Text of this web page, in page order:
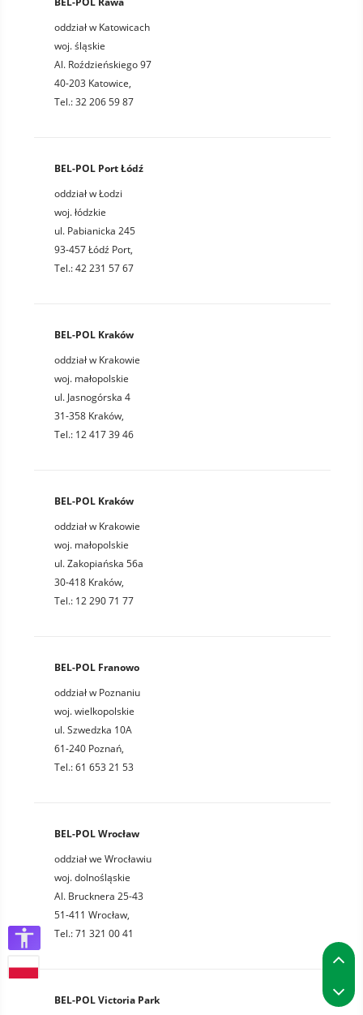
oddział w Katowicach
woj. śląskie
Al. Roździeńskiego 97
40-203 Katowice,
Tel.: 32 206 59 87
BEL-POL Port Łódź
oddział w Łodzi
woj. łódzkie
ul. Pabianicka 245
93-457 Łódź Port,
Tel.: 42 231 57 67
BEL-POL Kraków
oddział w Krakowie
woj. małopolskie
ul. Jasnogórska 4
31-358 Kraków,
Tel.: 12 417 39 46
BEL-POL Kraków
oddział w Krakowie
woj. małopolskie
ul. Zakopiańska 56a
30-418 Kraków,
Tel.: 12 290 71 77
BEL-POL Franowo
oddział w Poznaniu
woj. wielkopolskie
ul. Szwedzka 10A
61-240 Poznań,
Tel.: 61 653 21 53
BEL-POL Wrocław
oddział we Wrocławiu
woj. dolnośląskie
Al. Brucknera 25-43
51-411 Wrocław,
Tel.: 71 321 00 41
BEL-POL Victoria Park